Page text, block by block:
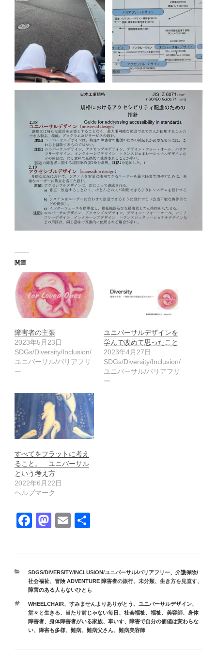
関連
障害者の主張
2023年5月23日
SDGs/Diversity/Inclusion/
ユニバーサル/バリアフリ
ー
ユニバーサルデザインを
学んで改めて思ったこと
2023年4月27日
SDGs/Diversity/Inclusion/
ユニバーサル/バリアフリ
ー
すべてをフラットに考え
ること。 ユニバーサル
という考え方
2022年6月22日
ヘルプマーク
F
e
b
o
o
k
M
o
d
o
n
E
カ
テ
ゴ
ー
SDGS/DIVERSITY/INCLUSION/ユニバーサル/バリアフリー、 介護保険/
社会福祉、 冒険 ADVENTURE 障害者の旅行、 未分類、 生き方を見直す、
障害のある人もないひとも
タ
グ
WHEELCHAIR、 すみませんよりありがとう 、 ユニバーサルデザイン、
堂々と生きる、 当たり前じゃない毎日 、 社会福祉、 福祉、 美容師、 身体
障害者、 身体障害者がいる家族、 車いす、
障害で自分の価値は変わらな
い、 障害も多様、 難病、 難病父さん、 難病美容師